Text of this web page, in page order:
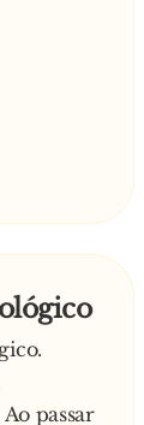
passar